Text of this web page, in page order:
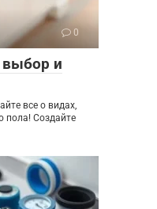
0
и
все о видах,
пола! Создайте